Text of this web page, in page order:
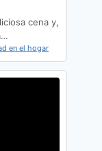
cena y,
en el hogar